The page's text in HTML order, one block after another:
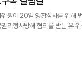
20일 영장심사를 위해 법원에
리행사방해 혐의를 받는 유
울중앙지법